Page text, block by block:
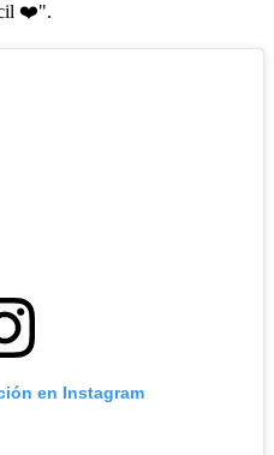
❤️".
en Instagram